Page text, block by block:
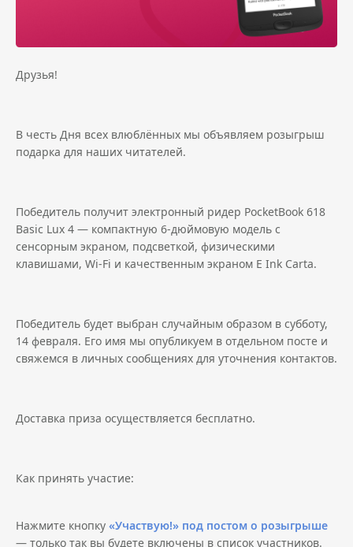
Друзья!
В честь Дня всех влюблённых мы объявляем розыгрыш
подарка для наших читателей.
Победитель получит электронный ридер PocketBook 618
Basic Lux 4 — компактную 6-дюймовую модель с
сенсорным экраном, подсветкой, физическими
клавишами, Wi-Fi и качественным экраном E Ink Carta.
Победитель будет выбран случайным образом в субботу,
14 февраля. Его имя мы опубликуем в отдельном посте и
свяжемся в личных сообщениях для уточнения контактов.
Доставка приза осуществляется бесплатно.
Как принять участие:
Нажмите кнопку «Участвую!» под постом о розыгрыше
— только так вы будете включены в список участников.